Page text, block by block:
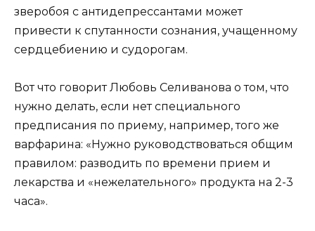
зверобоя с антидепрессантами может
привести к спутанности сознания, учащенному
сердцебиению и судорогам.
Вот что говорит Любовь Селиванова о том, что
нужно делать, если нет специального
предписания по приему, например, того же
варфарина: «Нужно руководствоваться общим
правилом: разводить по времени прием и
лекарства и «нежелательного» продукта на 2-3
часа».